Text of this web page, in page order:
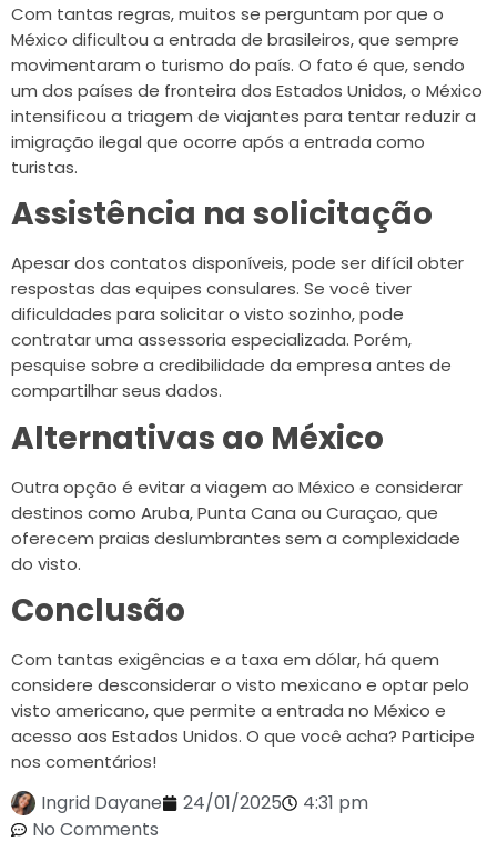
Com tantas regras, muitos se perguntam por que o
México dificultou a entrada de brasileiros, que sempre
movimentaram o turismo do país. O fato é que, sendo
um dos países de fronteira dos Estados Unidos, o México
intensificou a triagem de viajantes para tentar reduzir a
imigração ilegal que ocorre após a entrada como
turistas.
Assistência na solicitação
Apesar dos contatos disponíveis, pode ser difícil obter
respostas das equipes consulares. Se você tiver
dificuldades para solicitar o visto sozinho, pode
contratar uma assessoria especializada. Porém,
pesquise sobre a credibilidade da empresa antes de
compartilhar seus dados.
Alternativas ao México
Outra opção é evitar a viagem ao México e considerar
destinos como Aruba, Punta Cana ou Curaçao, que
oferecem praias deslumbrantes sem a complexidade
do visto.
Conclusão
Com tantas exigências e a taxa em dólar, há quem
considere desconsiderar o visto mexicano e optar pelo
visto americano, que permite a entrada no México e
acesso aos Estados Unidos. O que você acha? Participe
nos comentários!
Ingrid Dayane 24/01/2025
4:31 pm
No Comments